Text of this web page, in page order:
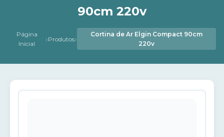
90cm 220v
Página
Inicial
›Produtos›
Cortina de Ar Elgin Compact 90cm
220v